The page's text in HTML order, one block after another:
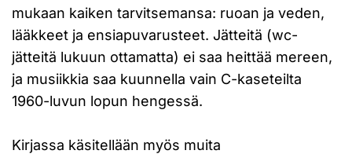
mukaan kaiken tarvitsemansa: ruoan ja veden,
lääkkeet ja ensiapuvarusteet. Jätteitä (wc-
jätteitä lukuun ottamatta) ei saa heittää mereen,
ja musiikkia saa kuunnella vain C-kaseteilta
1960-luvun lopun hengessä.
Kirjassa käsitellään myös muita